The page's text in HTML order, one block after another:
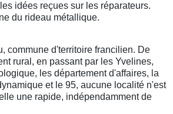
idées reçues sur les réparateurs.
du rideau métallique.
commune d'territoire francilien. De
rural, en passant par les Yvelines,
les département d'affaires, la
et le 95, aucune localité n'est
une rapide, indépendamment de